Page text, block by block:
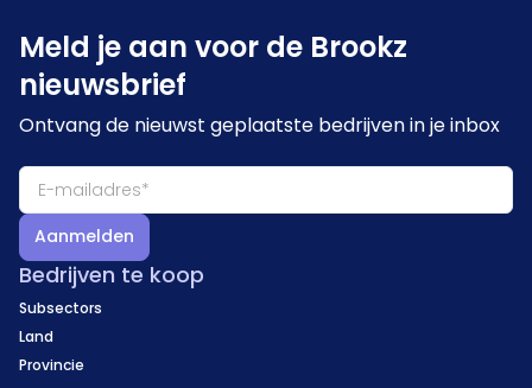
Meld je aan voor de Brookz
nieuwsbrief
Ontvang de nieuwst geplaatste bedrijven in je inbox
Aanmelden
Bedrijven te koop
Subsectors
Land
Provincie